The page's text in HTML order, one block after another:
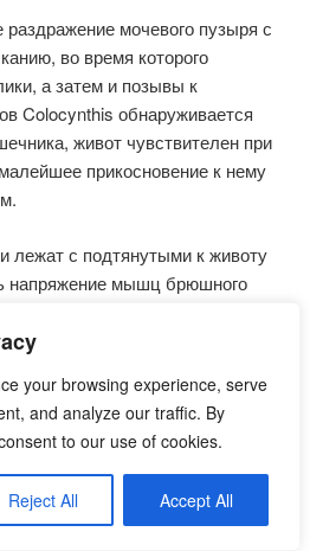
your browsing experience, serve
and analyze our traffic. By
to our use of cookies.
Reject All Accept All
мочевого пузыря с
во время которого
а затем и позывы к
Colocynthis обнаруживается
живот чувствителен при
прикосновение к нему
лежат с подтянутыми к животу
напряжение мышц брюшного
и осторожного,
между Colocynthis и Aconitum
у пациентов Colocynthis нет
как у Aconitum. Больные